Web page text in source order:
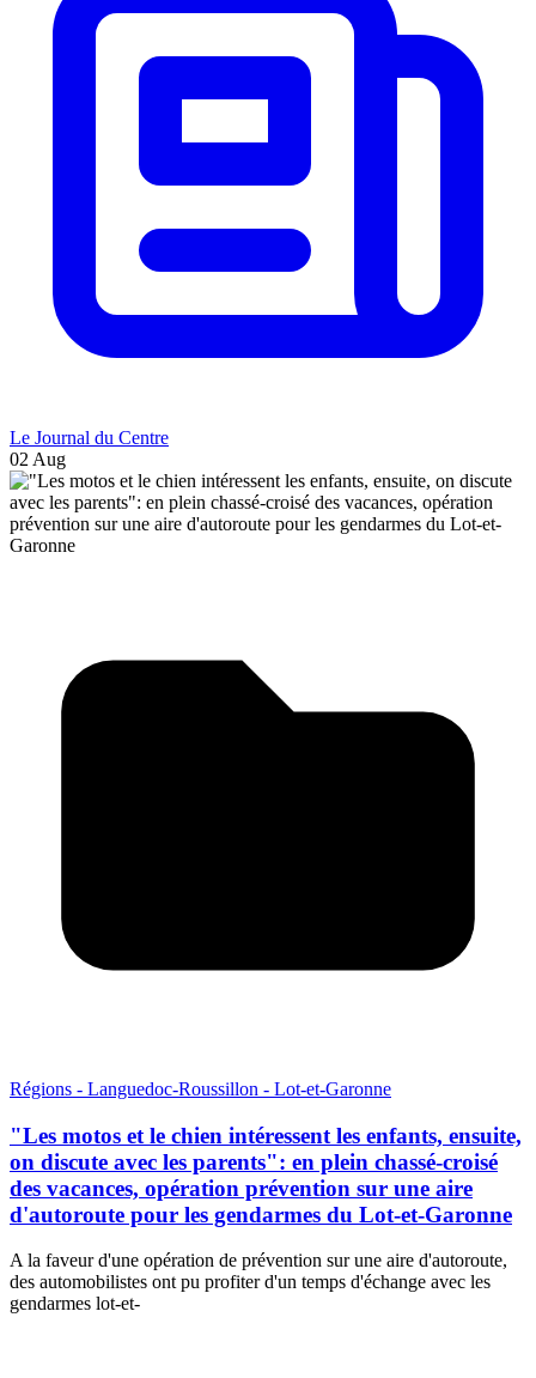
Le Journal du Centre
02 Aug
Régions - Languedoc-Roussillon - Lot-et-Garonne
"Les motos et le chien intéressent les enfants, ensuite,
on discute avec les parents": en plein chassé-croisé
des vacances, opération prévention sur une aire
d'autoroute pour les gendarmes du Lot-et-Garonne
A la faveur d'une opération de prévention sur une aire d'autoroute,
des automobilistes ont pu profiter d'un temps d'échange avec les
gendarmes lot-et-